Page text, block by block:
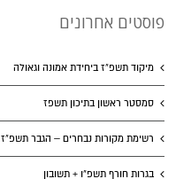
פוסטים אחרונים
מיקוד תשפ”ז ביחידת אמונה וגאולה
סמסטר ראשון בתיכון תשפז
רשימת מקורות נבחרים – הגבר תשפ”ז
בגרות חורף תשפ”ו + תשובון